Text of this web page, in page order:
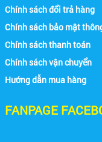
Chính sách đổi trả hàng
Chính sách bảo mật
Chính sách thanh toán
Chính sách vận chuyển
Hướng dẫn mua hàng
FANPAGE